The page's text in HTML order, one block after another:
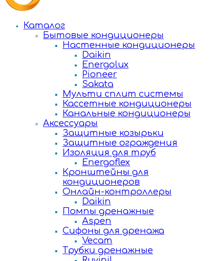
Каталог
Бытовые кондиционеры
Настенные кондиционеры
Daikin
Energolux
Pioneer
Sakata
Мульти сплит системы
Кассетные кондиционеры
Канальные кондиционеры
Аксессуары
Защитные козырьки
Защитные ограждения
Изоляция для труб
Energoflex
Кронштейны для
кондиционеров
Онлайн-контроллеры
Daikin
Помпы дренажные
Aspen
Сифоны для дренажа
Vecam
Трубки дренажные